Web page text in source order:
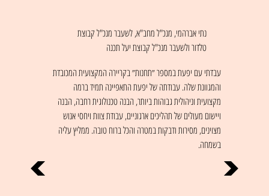
נתי אברהמי, מנכ"ל מחב"א, לשעבר מנכ"ל קבוצת
טלדור ולשעבר מנכ"ל קבוצת יעל תכנה
עבדתי עם יפעת במספר ״תחנות״ בקריירה המקצועית המכובדת
והמגוונת שלה. עבודתה של יפעת התאפיינה תמיד ברמה
מקצועית וניהולית גבוהות ביותר, הבנה טכנולוגית רחבה, הבנה
ויישום מעולים של תהליכים ארגוניים, עבודת צוות ויחסי אנוש
מצוינים, מסירות ודבקות במטרה והכל ברוח טובה. ממליץ עליה
בשמחה.